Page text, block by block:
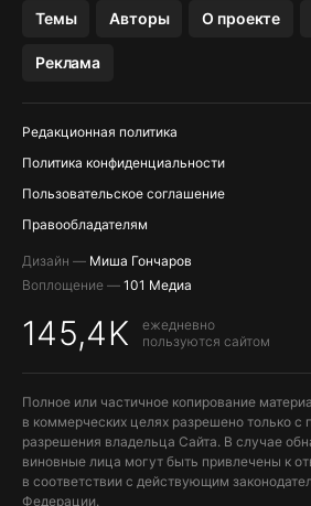
Темы Авторы О проекте
Реклама
Редакционная политика
Политика конфиденциальности
Пользовательское соглашение
Правообладателям
Дизайн — Миша Гончаров
Воплощение — 101 Медиа
145,4K
ежедневно
пользуются сайтом
Полное или частичное копирование
в коммерческих целях разрешено только с
разрешения владельца Сайта. В случае
виновные лица могут быть привлечены к
в соответствии с действующим
Федерации.